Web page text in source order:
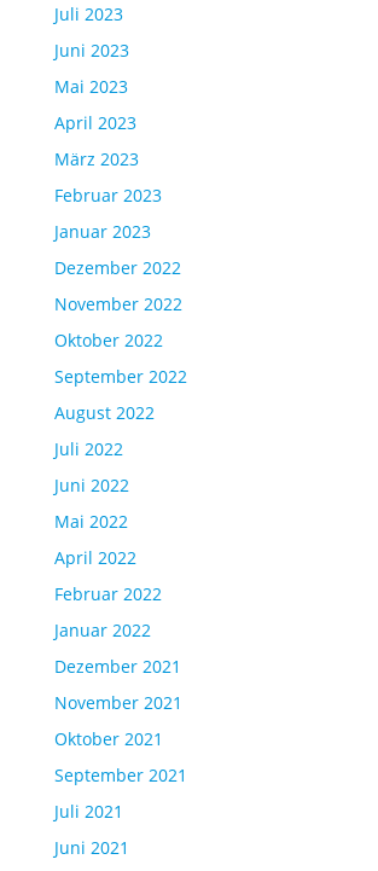
Juli 2023
Juni 2023
Mai 2023
April 2023
März 2023
Februar 2023
Januar 2023
Dezember 2022
November 2022
Oktober 2022
September 2022
August 2022
Juli 2022
Juni 2022
Mai 2022
April 2022
Februar 2022
Januar 2022
Dezember 2021
November 2021
Oktober 2021
September 2021
Juli 2021
Juni 2021